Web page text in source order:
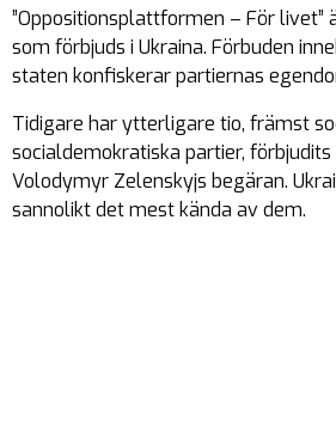
”Oppositionsplattformen – För
som förbjuds i Ukraina. Förbuden
staten konfiskerar partiernas
Tidigare har ytterligare tio, främst
socialdemokratiska partier,
Volodymyr Zelenskyjs begäran.
sannolikt det mest kända av dem.